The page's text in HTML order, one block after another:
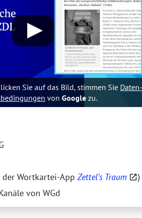
Sie auf das Bild, stimmen Sie Daten­
von Google zu.
Wortkartei-App Zettel’s Traum
)
von WGd